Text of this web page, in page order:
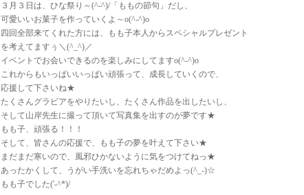
３月３日は、ひな祭り～(^-^)/「ももの節句」だし、
可愛いいお菓子を作っていくよ～o(^-^)o
四回全部来てくれた方には、もも子本人からスペシャルプレゼント
を考えてますぅ＼(^_^)／
イベントでお会いできるのを楽しみにしてますo(^-^)o
これからもいっぱいいっぱい頑張って、成長していくので、
応援して下さいね★
たくさんグラビアをやりたいし、たくさん作品を出したいし、
そして山岸先生に撮って頂いて写真集を出すのが夢です★
もも子、頑張る！！！
そして、皆さんの応援で、もも子の夢を叶えて下さい★
まだまだ寒いので、風邪ひかないように気をつけてねっ★
あったかくして、うがい手洗いを忘れちゃだめよっ(^_-)☆
もも子でした('-^*)/